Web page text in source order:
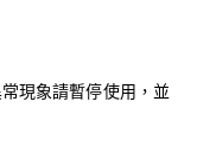
現象請暫停使用，並